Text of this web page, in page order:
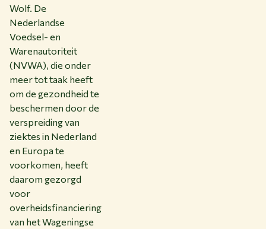
Wolf. De
Nederlandse
Voedsel- en
Warenautoriteit
(NVWA), die onder
meer tot taak heeft
om de gezondheid te
beschermen door de
verspreiding van
ziektes in Nederland
en Europa te
voorkomen, heeft
daarom gezorgd
voor
overheidsfinanciering
van het Wageningse